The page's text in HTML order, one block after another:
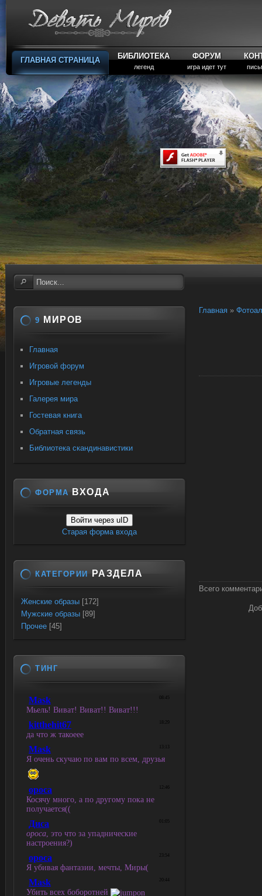
ГЛАВНАЯ СТРАНИЦА БИБЛИОТЕКА
легенд
ФОРУМ
игра идет тут
Главная »
Всего
9 МИРОВ
Главная
Игровой форум
Игровые легенды
Галерея мира
Гостевая книга
Обратная связь
Библиотека скандинавистики
ФОРМА ВХОДА
Войти через uID
Старая форма входа
КАТЕГОРИИ РАЗДЕЛА
Женские образы [172]
Мужские образы [89]
Прочее [45]
ТИНГ